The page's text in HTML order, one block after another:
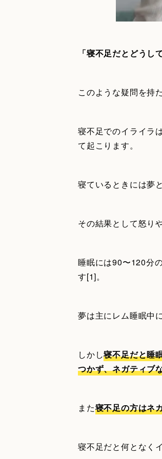
「寝不足だとどうし
このような疑問を持
寝不足でのイライラ
て起こります。
寝ているときには夢
その結果として怒り
睡眠には90〜120分
す[1]。
夢は主にレム睡眠中
しかし寝不足だと睡
つかず、ネガティブ
また寝不足の方はネ
寝不足だと何となく